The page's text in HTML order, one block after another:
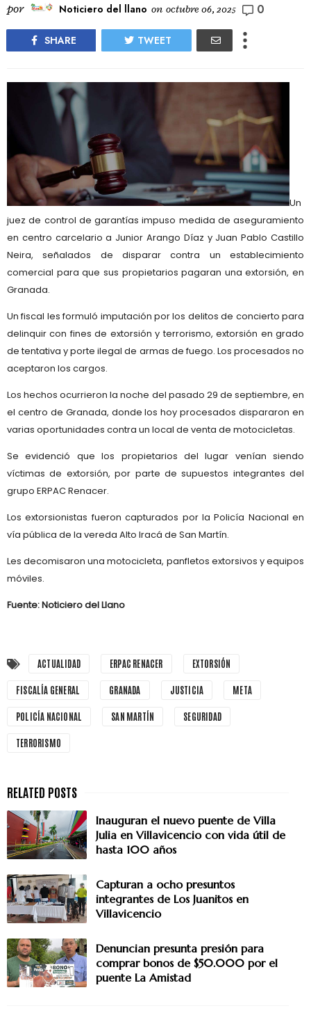
por Noticiero del llano on octubre 06, 2025 0
SHARE TWEET
Un
juez de control de garantías impuso medida de aseguramiento
en centro carcelario a Junior Arango Díaz y Juan Pablo Castillo
Neira, señalados de disparar contra un establecimiento
comercial para que sus propietarios pagaran una extorsión, en
Granada.
Un fiscal les formuló imputación por los delitos de concierto para
delinquir con fines de extorsión y terrorismo, extorsión en grado
de tentativa y porte ilegal de armas de fuego. Los procesados no
aceptaron los cargos.
Los hechos ocurrieron la noche del pasado 29 de septiembre, en
el centro de Granada, donde los hoy procesados dispararon en
varias oportunidades contra un local de venta de motocicletas.
Se evidenció que los propietarios del lugar venían siendo
víctimas de extorsión, por parte de supuestos integrantes del
grupo ERPAC Renacer.
Los extorsionistas fueron capturados por la Policía Nacional en
vía pública de la vereda Alto Iracá de San Martín.
Les decomisaron una motocicleta, panfletos extorsivos y equipos
móviles.
Fuente: Noticiero del Llano
ACTUALIDAD ERPAC RENACER EXTORSIÓN
FISCALÍA GENERAL GRANADA JUSTICIA META
POLICÍA NACIONAL SAN MARTÍN SEGURIDAD
TERRORISMO
Inauguran el nuevo puente de Villa
Julia en Villavicencio con vida útil de
hasta 100 años
Capturan a ocho presuntos
integrantes de Los Juanitos en
Villavicencio
Denuncian presunta presión para
comprar bonos de $50.000 por el
puente La Amistad